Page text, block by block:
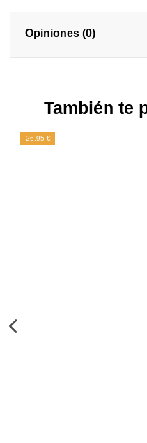
Opiniones (0)
También te
-26,95 €